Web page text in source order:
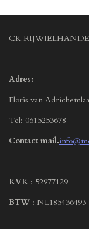
CK
Adres:
Floris van
Tel: 0615253678
Contact mail.
KVK : 52977129
BTW : NL185436493